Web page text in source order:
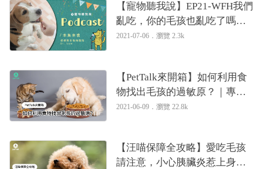
【寵物聽我說】EP21-WFH我們
亂吃，你的毛孩也亂吃了嗎？
｜專業獸醫—姚勝隆
2021-07-06．瀏覽 2.3k
【PetTalk來開箱】如何利用食
物找出毛孩的過敏原？｜專業
獸醫—姚勝隆
2021-06-09．瀏覽 22.8k
【汪喵保障全攻略】愛吃毛孩
請注意，小心胰臟炎惹上身！